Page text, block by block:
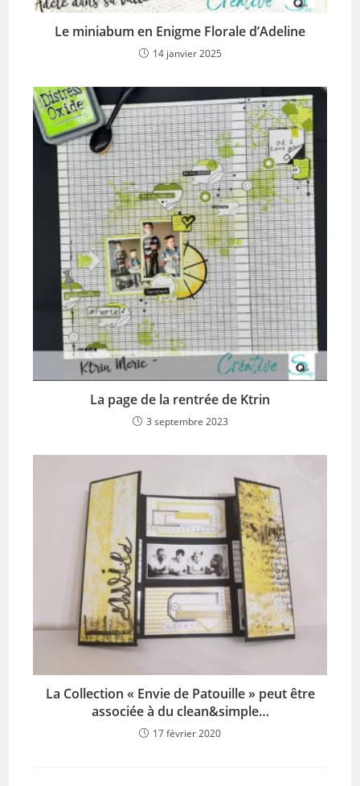
Le miniabum en Enigme Florale d’Adeline
14 janvier 2025
La page de la rentrée de Ktrin
3 septembre 2023
La Collection « Envie de Patouille » peut être
associée à du clean&simple…
17 février 2020